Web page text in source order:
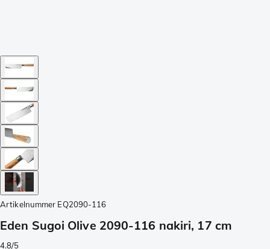
Artikelnummer EQ2090-116
Eden Sugoi Olive 2090-116 nakiri, 17 cm
4.8/5